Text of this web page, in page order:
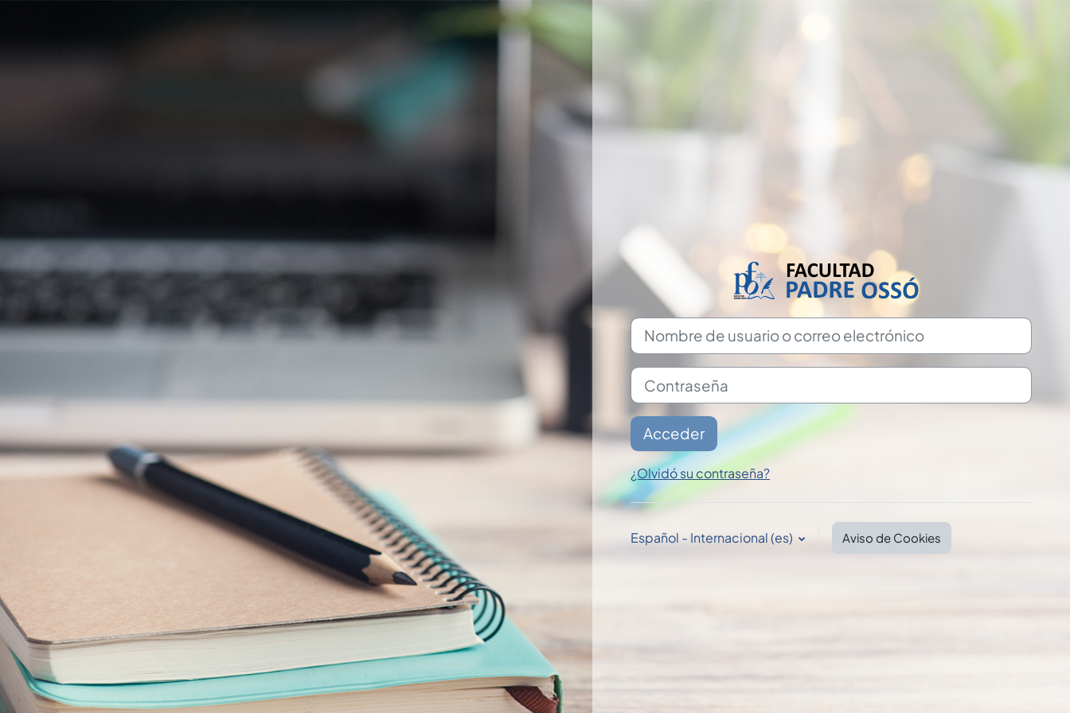
Nombre de usuario o correo electrónico
Contraseña
Acceder
¿Olvidó su contraseña?
Español - Internacional ‎(es)‎ Aviso de Cookies